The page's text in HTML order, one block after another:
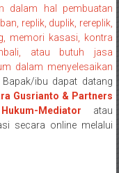
dalam hal pembuatan
replik, duplik, rereplik,
memori kasasi, kontra
atau butuh jasa
dalam menyelesaikan
Bapak/ibu dapat datang
Gusrianto & Partners
Mediator
atau
secara online melalui